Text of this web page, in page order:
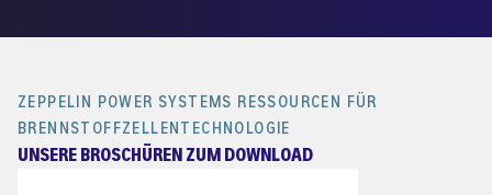
ZEPPELIN POWER SYSTEMS RESSOURCEN FÜR
BRENNSTOFFZELLENTECHNOLOGIE
UNSERE BROSCHÜREN ZUM DOWNLOAD